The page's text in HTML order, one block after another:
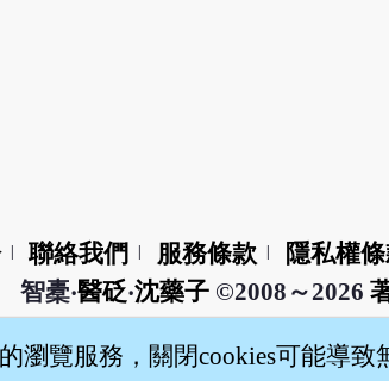
聯絡我們 服務條款 隱私權
智橐‧醫砭‧沈藥子©2008～2026
瀏覽服務，關閉cookies可能導致